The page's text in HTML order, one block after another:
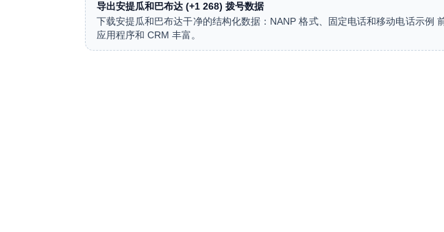
导出安提瓜和巴布达 (+1 268) 拨号数据
下载安提瓜和巴布达干净的结构化数据：NANP 格式、固定电话和移动电话示例
应用程序和 CRM 丰富。